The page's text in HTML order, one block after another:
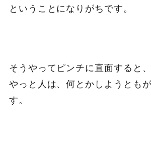
ということになりがちです。
そうやってピンチに直面すると、
やっと人は、何とかしようとも
す。